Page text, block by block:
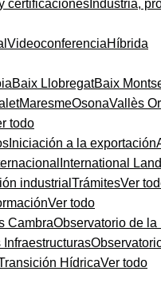
certificaciones Industria,
VideoconferenciaHíbrida
Baix LlobregatBaix
MaresmeOsonaVallès
todo
Iniciación a la exportación
International
industrial TrámitesVer
Ver todo
CambraObservatorio de la
HídricaVer todo